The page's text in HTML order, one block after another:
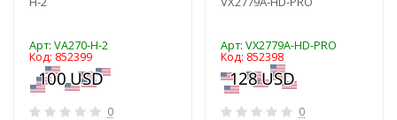
Арт: VA270-H-2
Код: 852399
0
Арт: VX2779A-HD-PRO
Код: 852398
0